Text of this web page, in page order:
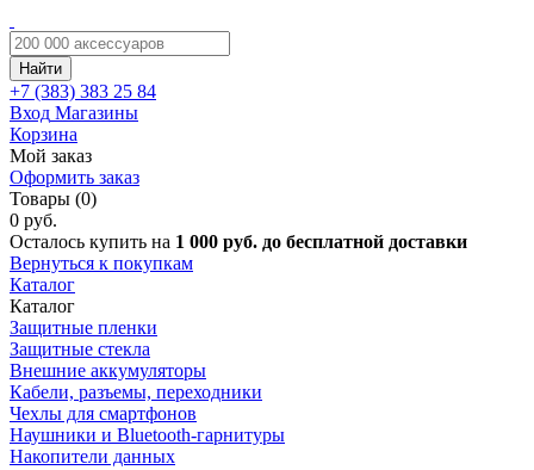
Найти
+7 (383) 383 25 84
Вход Магазины
Корзина
Мой заказ
Оформить заказ
Товары (0)
0 руб.
Осталось купить на 1 000 руб. до бесплатной доставки
Вернуться к покупкам
Каталог
Каталог
Защитные пленки
Защитные стекла
Внешние аккумуляторы
Кабели, разъемы, переходники
Чехлы для смартфонов
Наушники и Bluetooth-гарнитуры
Накопители данных